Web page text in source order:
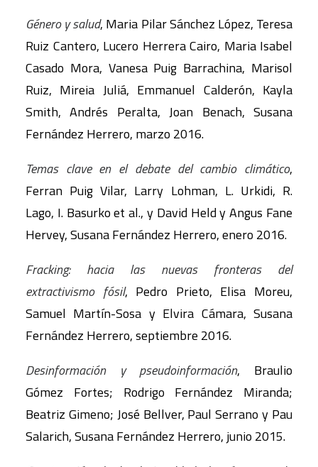
Género y salud, Maria Pilar Sánchez López, Teresa
Ruiz Cantero, Lucero Herrera Cairo, Maria Isabel
Casado Mora, Vanesa Puig Barrachina, Marisol
Ruiz, Mireia Juliá, Emmanuel Calderón, Kayla
Smith, Andrés Peralta, Joan Benach, Susana
Fernández Herrero, marzo 2016.
Temas clave en el debate del cambio climático,
Ferran Puig Vilar, Larry Lohman, L. Urkidi, R.
Lago, I. Basurko et al., y David Held y Angus Fane
Hervey, Susana Fernández Herrero, enero 2016.
Fracking: hacia las nuevas fronteras del
extractivismo fósil, Pedro Prieto, Elisa Moreu,
Samuel Martín-Sosa y Elvira Cámara, Susana
Fernández Herrero, septiembre 2016.
Desinformación y pseudoinformación, Braulio
Gómez Fortes; Rodrigo Fernández Miranda;
Beatriz Gimeno; José Bellver, Paul Serrano y Pau
Salarich, Susana Fernández Herrero, junio 2015.